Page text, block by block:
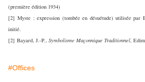
(première édition 1934)
[2] Myste : expression (tombée en désuétude) utilisée
initié.
[2] Bayard, J.-P., Symbolisme Maçonnique Traditionnel,
#Offices